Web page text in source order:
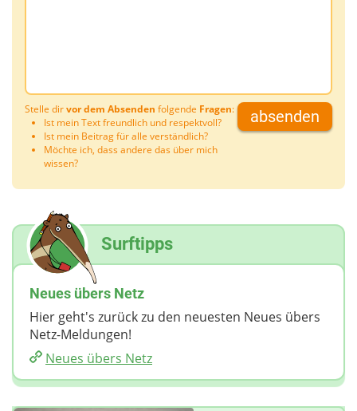
Stelle dirvor dem Absenden folgende Fragen:
Ist mein Text freundlich und respektvoll?
Ist mein Beitrag für alle verständlich?
Möchte ich, dass andere das über mich
wissen?
absenden
Surftipps
Neues übers Netz
Hier geht's zurück zu den neuesten Neues übers
Netz-Meldungen!
Neues übers Netz